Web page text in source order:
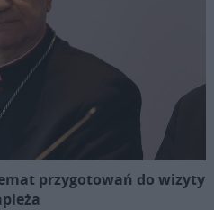
przygotowań do wizyty